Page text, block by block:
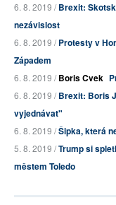
6. 8. 2019 /Brexit:
nezávislost
6. 8. 2019 /Protesty v
Západem
6. 8. 2019 /Boris Cvek
6. 8. 2019 /Brexit: Boris
vyjednávat"
6. 8. 2019 /Šipka, která
5. 8. 2019 /Trump si
městem Toledo